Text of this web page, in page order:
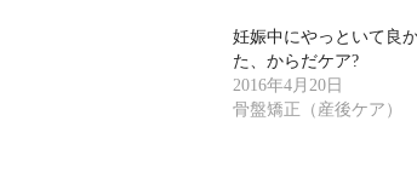
妊娠中にやっといて良
た、からだケア?
2016年4月20日
骨盤矯正（産後ケア）